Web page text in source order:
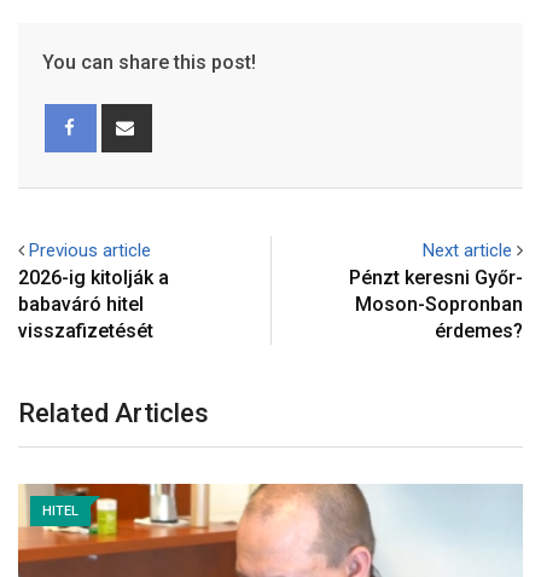
You can share this post!
Previous article
2026-ig kitolják a
babaváró hitel
visszafizetését
Next article
Pénzt keresni Győr-
Moson-Sopronban
érdemes?
Related Articles
HITEL